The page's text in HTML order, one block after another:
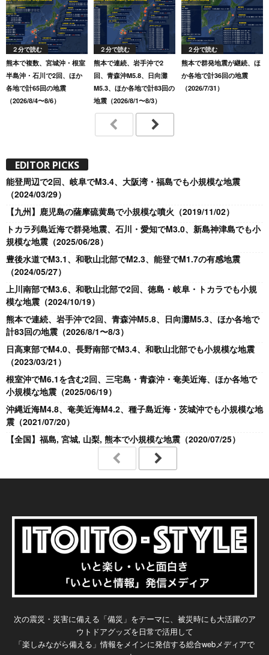
２分で読む
熊本で複数、宮城沖・根室
半島沖・石川で2回、ほか
各地で計65回の地震
（2026/8/4〜8/6）
２分で読む
熊本で連続、岩手沖で2
回、青森沖M5.8、日向灘
M5.3、ほか各地で計83回の
地震（2026/8/1〜8/3）
２分で読む
熊本で群発地震が継続、ほ
か各地で計36回の地震
（2026/7/31）
EDITOR PICKS
能登周辺で2回、岐阜でM3.4、大阪湾・福島でも小規模な地震
（2024/03/29）
【九州】鹿児島の薩摩硫黄島で小規模な噴火（2019/11/02）
トカラ列島近海で群発地震、石川・愛知でM3.0、新島神津島でも小
規模な地震（2025/06/28）
豊後水道でM3.1、和歌山北部でM2.3、能登でM1.7の有感地震
（2024/05/27）
上川南部でM3.6、和歌山北部で2回、徳島・岐阜・トカラでも小規
模な地震（2024/10/19）
熊本で連続、岩手沖で2回、青森沖M5.8、日向灘M5.3、ほか各地で
計83回の地震（2026/8/1〜8/3）
日高東部でM4.0、長野南部でM3.4、和歌山北部でも小規模な地震
（2023/03/21）
根室沖でM6.1を含む2回、三宅島・青森沖・奄美近海、ほか各地で
小規模な地震（2025/06/19）
沖縄近海M4.8、奄美近海M4.2、種子島近海・茨城沖でも小規模な地
震（2021/07/20）
【全国】福島, 宮城, 山梨, 熊本で小規模な地震（2020/07/25）
次の震災・災害に備える「備災」をテーマに、被災時にも大活躍のア
ウトドアグッズを日常で活用して
「楽しみながら備える」情報をメインに発信する総合webメディアで